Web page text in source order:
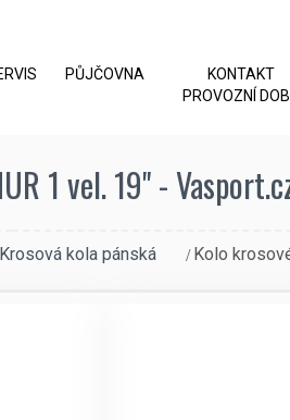
PŮJČOVNA
KONTAKT
PROVOZNÍ
1 vel. 19" -
Krosová kola pánská Kolo